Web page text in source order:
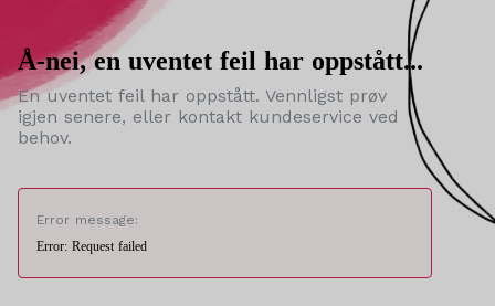
Å-nei, en uventet feil har oppstått...
En uventet feil har oppstått. Vennligst prøv
igjen senere, eller kontakt kundeservice ved
behov.
Error message:
Error: Request failed